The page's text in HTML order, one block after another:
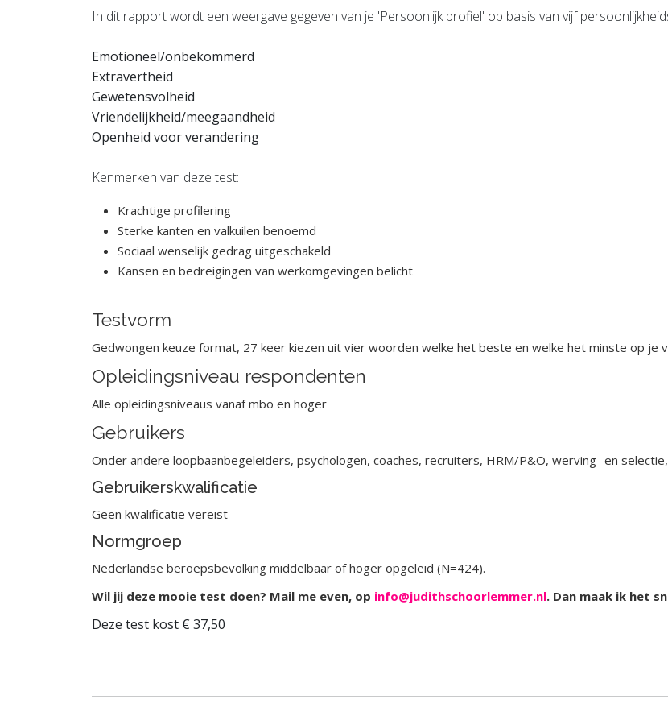
In dit rapport wordt een weergave gegeven van je 'Persoonlijk profiel' op basis van vijf
Emotioneel/onbekommerd
Extravertheid
Gewetensvolheid
Vriendelijkheid/meegaandheid
Openheid voor verandering
Kenmerken van deze test:
Krachtige profilering
Sterke kanten en valkuilen benoemd
Sociaal wenselijk gedrag uitgeschakeld
Kansen en bedreigingen van werkomgevingen belicht
Testvorm
Gedwongen keuze format, 27 keer kiezen uit vier woorden welke het beste en welke het minste op je
Opleidingsniveau respondenten
Alle opleidingsniveaus vanaf mbo en hoger
Gebruikers
Onder andere loopbaanbegeleiders, psychologen, coaches, recruiters, HRM/P&O, werving- en
Gebruikerskwalificatie
Geen kwalificatie vereist
Normgroep
Nederlandse beroepsbevolking middelbaar of hoger opgeleid (N=424).
Wil jij deze mooie test doen? Mail me even, op info@judithschoorlemmer.nl. Dan maak ik het
Deze test kost € 37,50